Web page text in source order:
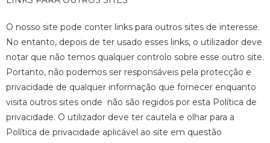
O nosso site pode conter links para outros sites de interesse.
No entanto, depois de ter usado esses links, o utilizador deve
notar que não temos qualquer controlo sobre esse outro site.
Portanto, não podemos ser responsáveis pela protecção e
privacidade de qualquer informação que fornecer enquanto
visita outros sites onde não são regidos por esta Política de
privacidade. O utilizador deve ter cautela e olhar para a
Política de privacidade aplicável ao site em questão